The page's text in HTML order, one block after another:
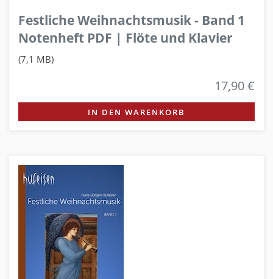
Festliche Weihnachtsmusik - Band 1
Notenheft PDF | Flöte und Klavier
(7,1 MB)
17,90 €
IN DEN WARENKORB